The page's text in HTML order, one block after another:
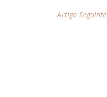
Artigo Seguinte